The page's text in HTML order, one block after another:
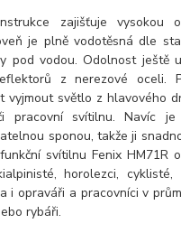
zajišťuje vysokou
je plně vodotěsná dle
pod vodou. Odolnost ještě
z nerezové oceli.
vyjmout světlo z hlavového
pracovní svítilnu. Navíc je
sponou, takže ji
svítilnu Fenix HM71R
horolezci, cyklisté,
i opraváři a pracovníci v
rybáři.